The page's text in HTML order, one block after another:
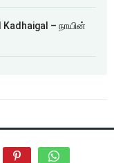
Kadhaigal – நாயின்